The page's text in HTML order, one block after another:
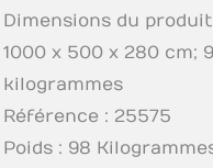
Dimensions du produit
1000 x 500 x 280 cm;
kilogrammes
Référence : 25575
Poids : 98